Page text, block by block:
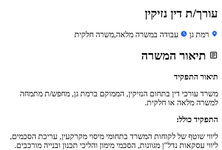
עורך/ת דין נזיקין
רמת גן עבודה במשרה מלאה,משרה חלקית
תיאור המשרה
תיאור התפקיד
משרד עורכי דין בתחום הנזיקין, הממוקם ברמת גן, מחפש/ת מתמחה
למשרה מלאה או חלקית.
התפקיד כולל:
ליווי שוטף של לקוחות המשרד בתחומי מיסוי מקרקעין, עריכת הסכמים,
ליווי עסקאות נדל"ן מגוונות, הסכמי מימון והליכי תכנון ובנייה מורכבים.